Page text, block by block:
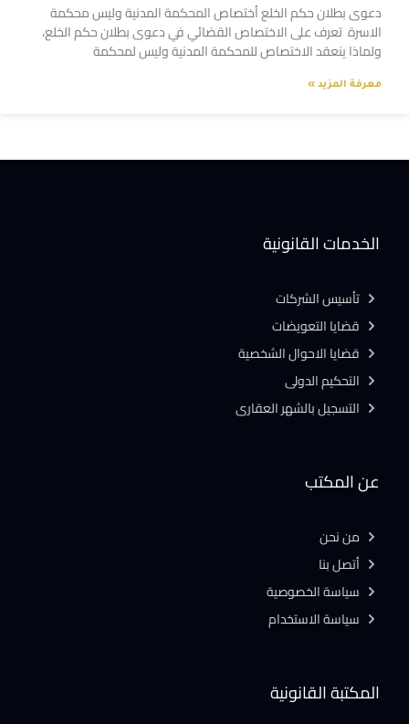
دعوى بطلان حكم الخلع أختصاص المحكمة المدنية وليس محكمة
الاسرة تعرف على الاختصاص القضائي في دعوى بطلان حكم الخلع،
ولماذا ينعقد الاختصاص للمحكمة المدنية وليس لمحكمة
معرفة المزيد »
المكتبة القانونية
عن المكتب
من نحن
أتصل بنا
سياسة الخصوصية
سياسة الاستخدام
الخدمات القانونية
تأسيس الشركات
قضايا التعويضات
قضايا الاحوال الشخصية
التحكيم الدولى
التسجيل بالشهر العقارى